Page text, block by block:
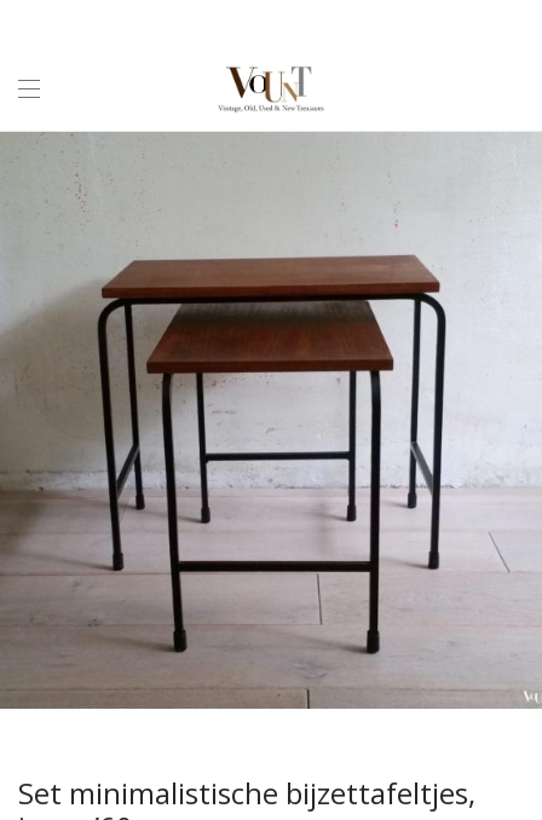
Set minimalistische bijzettafeltjes,